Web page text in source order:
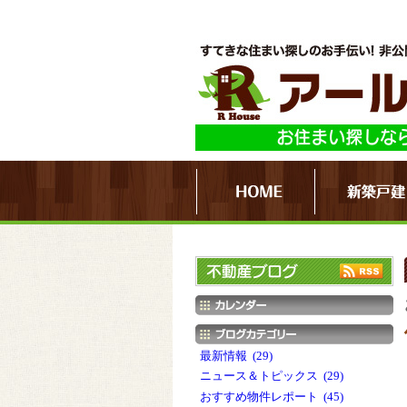
最新情報 (29)
ニュース＆トピックス (29)
おすすめ物件レポート (45)